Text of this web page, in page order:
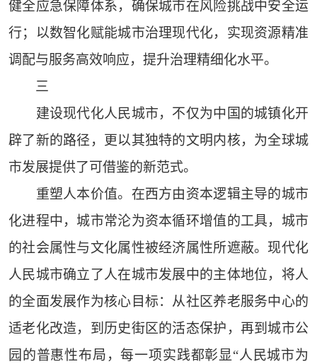
健全应急保障体系，确保城市在风险挑战中安全运
行；以数智化赋能城市治理现代化，实现资源精准
调配与服务高效响应，提升治理精细化水平。
三
建设现代化人民城市，不仅为中国的城镇化开
辟了新的路径，更以其独特的文明内核，为全球城
市发展提供了可借鉴的新范式。
重塑人本价值。在西方由资本逻辑主导的城市
化进程中，城市常沦为资本循环增值的工具，城市
的社会属性与文化属性被经济属性所遮蔽。现代化
人民城市确立了人在城市发展中的主体地位，将人
的全面发展作为核心目标：从社区养老服务中心的
适老化改造，到历史街区的活态保护，再到城市公
园的普惠性布局，每一项实践都彰显“人民城市为